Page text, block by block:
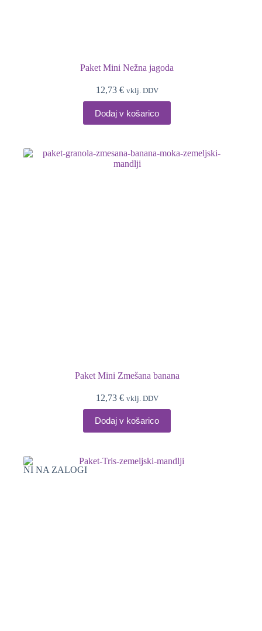
Paket Mini Nežna jagoda
12,73 € vklj. DDV
Dodaj v košarico
Paket Mini Zmešana banana
12,73 € vklj. DDV
Dodaj v košarico
NI NA ZALOGI